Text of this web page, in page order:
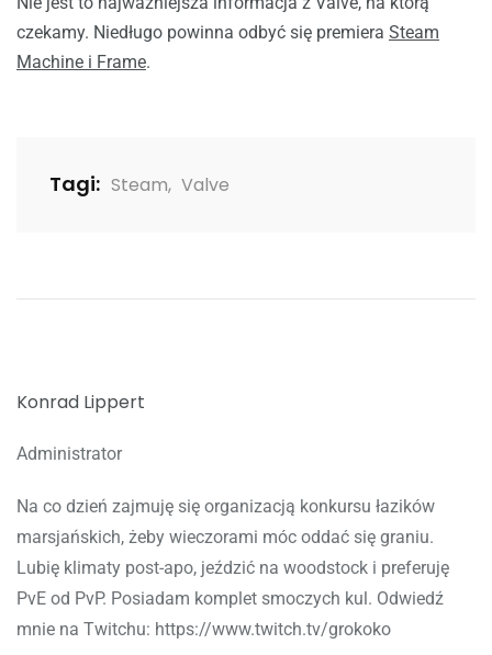
czekamy. Niedługo powinna odbyć się premiera Steam
Machine i Frame.
Tagi: Steam, Valve
Konrad Lippert
Administrator
Na co dzień zajmuję się organizacją konkursu łazików
marsjańskich, żeby wieczorami móc oddać się graniu.
Lubię klimaty post-apo, jeździć na woodstock i preferuję
PvE od PvP. Posiadam komplet smoczych kul. Odwiedź
mnie na Twitchu: https://www.twitch.tv/grokoko